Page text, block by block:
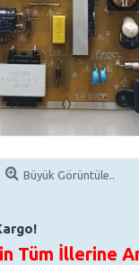
Büyük Görüntüle..
Tüm İllerine